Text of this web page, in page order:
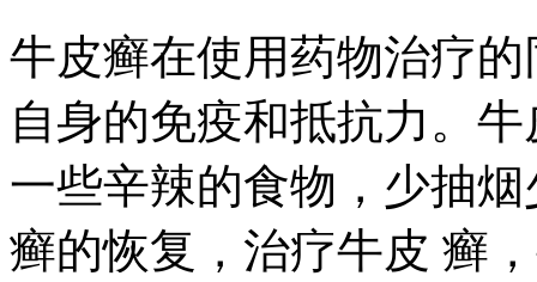
牛皮癣在使用药物治疗
自身的免疫和抵抗力。
一些辛辣的食物，少抽
癣的恢复，治疗牛皮 癣